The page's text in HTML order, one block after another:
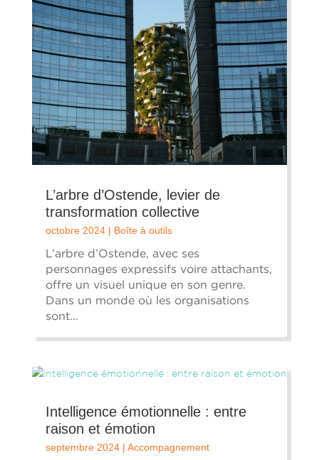
L’arbre d’Ostende, levier de
transformation collective
octobre 2024| Boîte à outils
L’arbre d’Ostende, avec ses
personnages expressifs voire attachants,
offre un visuel unique en son genre.
Dans un monde où les organisations
sont...
Intelligence émotionnelle : entre
raison et émotion
septembre 2024| Accompagnement